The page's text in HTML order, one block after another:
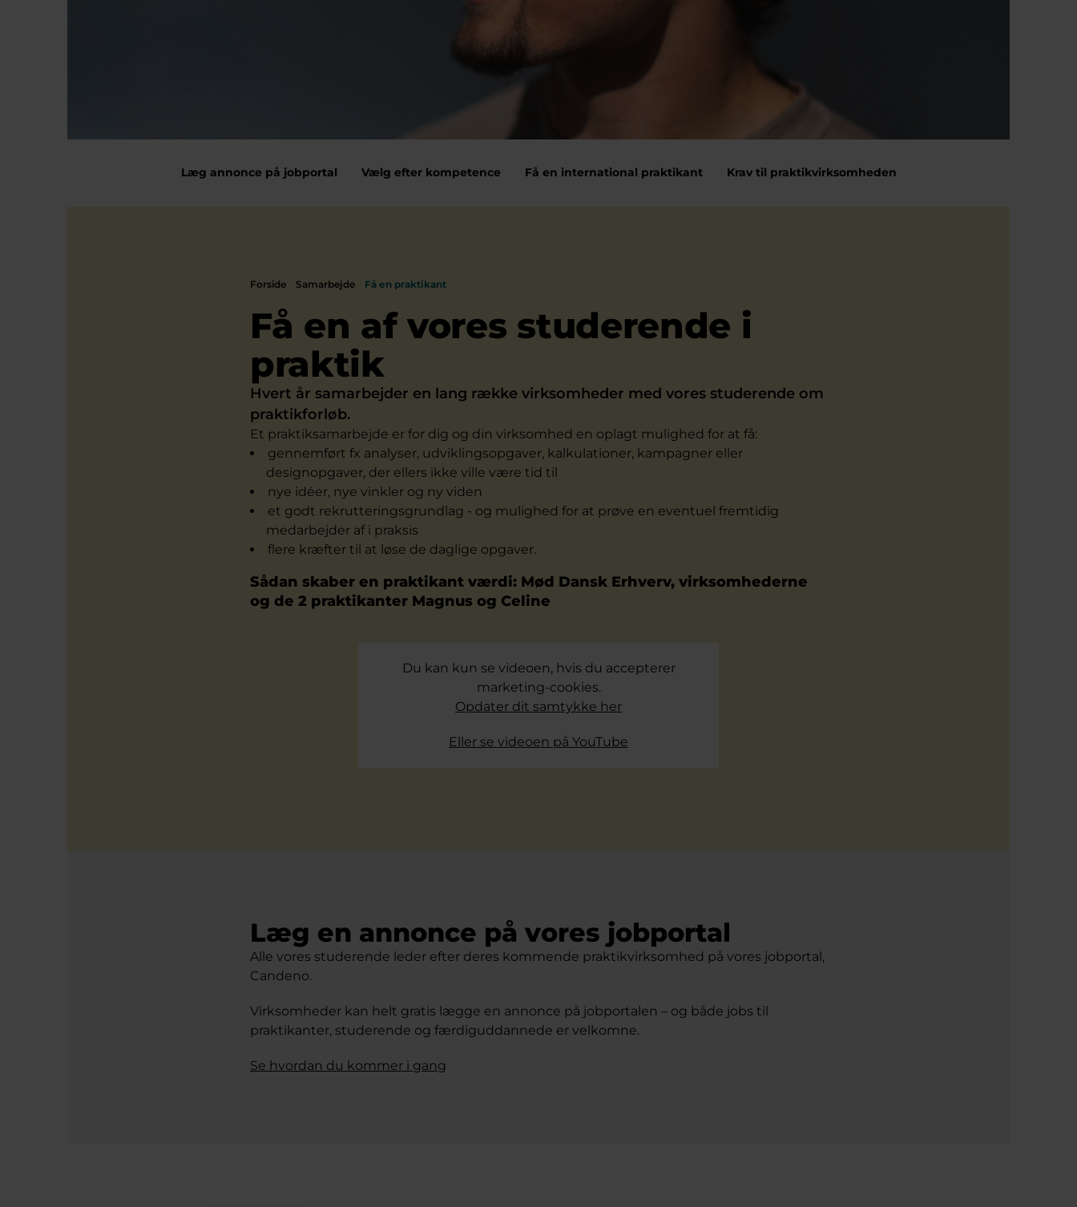
Læg annonce på jobportal Vælg efter kompetence Få en international praktikant Krav til praktikvirksomheden
Forside Samarbejde Få en praktikant
Få en af vores studerende i
praktik
Hvert år samarbejder en lang række virksomheder med vores studerende om
praktikforløb.
Et praktiksamarbejde er for dig og din virksomhed en oplagt mulighed for at få:
gennemført fx analyser, udviklingsopgaver, kalkulationer, kampagner eller
designopgaver, der ellers ikke ville være tid til
nye idéer, nye vinkler og ny viden
et godt rekrutteringsgrundlag - og mulighed for at prøve en eventuel fremtidig
medarbejder af i praksis
flere kræfter til at løse de daglige opgaver.
Sådan skaber en praktikant værdi: Mød Dansk Erhverv, virksomhederne
og de 2 praktikanter Magnus og Celine
Du kan kun se videoen, hvis du accepterer
marketing-cookies.
Opdater dit samtykke her
Eller se videoen på YouTube
Læg en annonce på vores jobportal
Alle vores studerende leder efter deres kommende praktikvirksomhed på vores jobportal,
Candeno.
Virksomheder kan helt gratis lægge en annonce på jobportalen – og både jobs til
praktikanter, studerende og færdiguddannede er velkomne.
Se hvordan du kommer i gang